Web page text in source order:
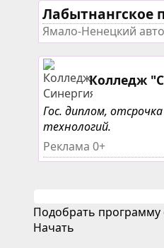
Лабытнангское
Ямало-Ненецкий
Колледж
Гос. диплом,
технологий.
Реклама 0+
Подобрать программу
Начать